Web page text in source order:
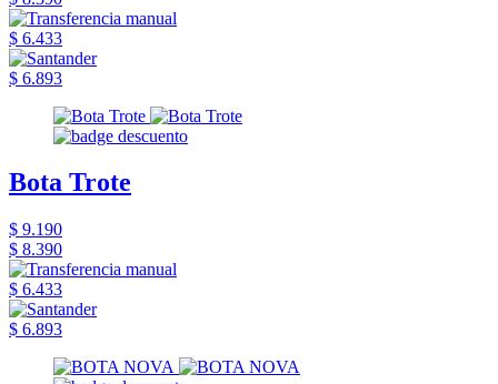
$ 6.433
$ 6.893
Bota Trote
$ 9.190
$ 8.390
$ 6.433
$ 6.893